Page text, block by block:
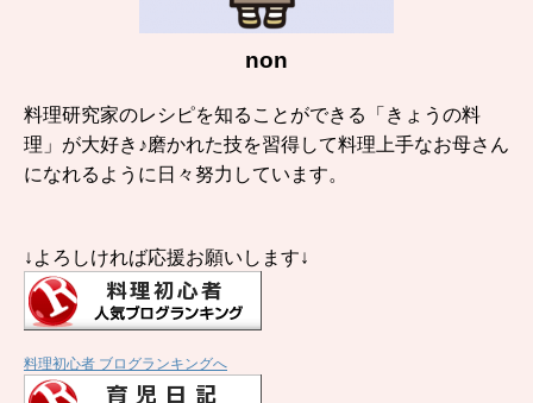
non
料理研究家のレシピを知ることができる「きょうの料
理」が大好き♪磨かれた技を習得して料理上手なお母さん
になれるように日々努力しています。
↓よろしければ応援お願いします↓
料理初心者 ブログランキングへ